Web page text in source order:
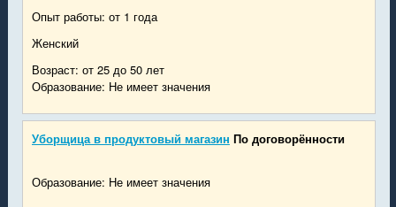
Опыт работы: от 1 года
Женский
Возраст: от 25 до 50 лет
Образование: Не имеет значения
Уборщица в продуктовый магазин По договорённости
Образование: Не имеет значения